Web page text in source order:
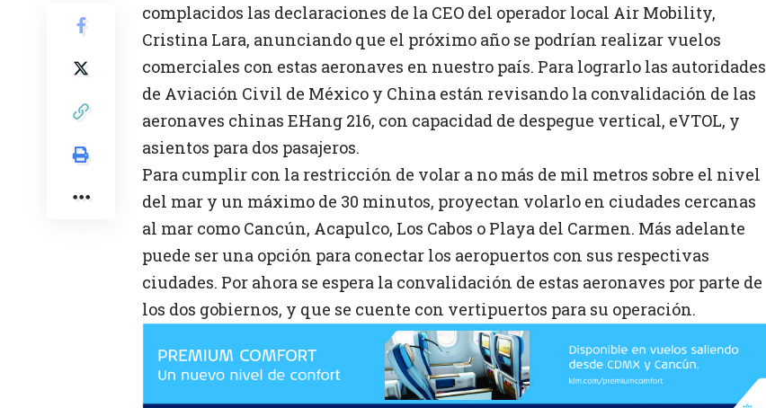
complacidos las declaraciones de la CEO del operador local Air Mobility,
Cristina Lara, anunciando que el próximo año se podrían realizar vuelos
comerciales con estas aeronaves en nuestro país. Para lograrlo las autoridades
de Aviación Civil de México y China están revisando la convalidación de las
aeronaves chinas EHang 216, con capacidad de despegue vertical, eVTOL, y
asientos para dos pasajeros.
Para cumplir con la restricción de volar a no más de mil metros sobre el nivel
del mar y un máximo de 30 minutos, proyectan volarlo en ciudades cercanas
al mar como Cancún, Acapulco, Los Cabos o Playa del Carmen. Más adelante
puede ser una opción para conectar los aeropuertos con sus respectivas
ciudades. Por ahora se espera la convalidación de estas aeronaves por parte de
los dos gobiernos, y que se cuente con vertipuertos para su operación.